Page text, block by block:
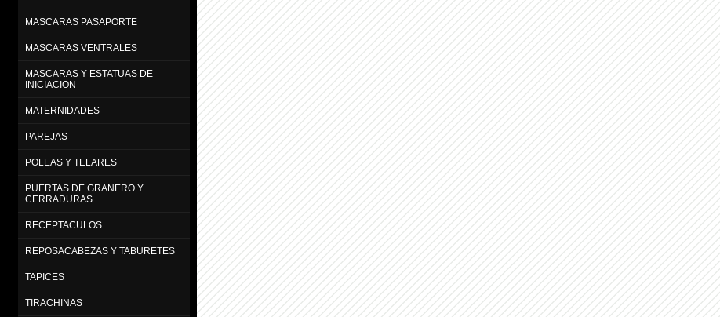
MASCARAS PASAPORTE
MASCARAS VENTRALES
MASCARAS Y ESTATUAS DE
INICIACION
MATERNIDADES
PAREJAS
POLEAS Y TELARES
PUERTAS DE GRANERO Y
CERRADURAS
RECEPTACULOS
REPOSACABEZAS Y TABURETES
TAPICES
TIRACHINAS